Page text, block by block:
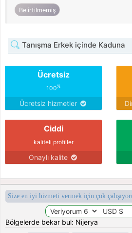
Belirtilmemiş
Tanışma Erkek içinde Kaduna
Ücretsiz
100%
Ücretsiz hizmetler
Ciddi
kaliteli profiller
Onaylı kalite
Size en iyi hizmeti vermek için çok
Bölgelerde bekar bul: Nijerya